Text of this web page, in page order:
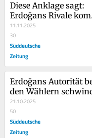
Diese Anklage sagt:
Erdoğans Rivale
nicht frei, solange
Erdoğan lebt
11.11.2025
30
Süddeutsche
Zeitung
Erdoğans Autorität
den Wählern
21.10.2025
50
Süddeutsche
Zeitung